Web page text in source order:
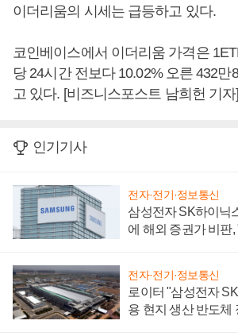
이더리움의 시세는 급등하고 있다.
코인베이스에서 이더리움 가격은
당 24시간 전보다 10.02% 오른 432만
고 있다. [비즈니스포스트 남희헌 기자]
인기기사
전자·전기·정보통신
삼성전자 SK하이닉
에 해외 증권가 비판
전자·전기·정보통신
로이터 "삼성전자
용 현지 생산 반도체